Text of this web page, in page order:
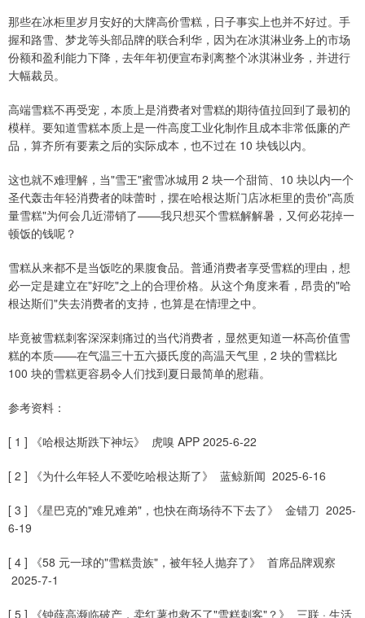
那些在冰柜里岁月安好的大牌高价雪糕，日子事实上也并不好过。手
握和路雪、梦龙等头部品牌的联合利华，因为在冰淇淋业务上的市场
份额和盈利能力下降，去年年初便宣布剥离整个冰淇淋业务，并进行
大幅裁员。
高端雪糕不再受宠，本质上是消费者对雪糕的期待值拉回到了最初的
模样。要知道雪糕本质上是一件高度工业化制作且成本非常低廉的产
品，算齐所有要素之后的实际成本，也不过在 10 块钱以内。
这也就不难理解，当"雪王"蜜雪冰城用 2 块一个甜筒、10 块以内一个
圣代轰击年轻消费者的味蕾时，摆在哈根达斯门店冰柜里的贵价"高质
量雪糕"为何会几近滞销了——我只想买个雪糕解解暑，又何必花掉一
顿饭的钱呢？
雪糕从来都不是当饭吃的果腹食品。普通消费者享受雪糕的理由，想
必一定是建立在"好吃"之上的合理价格。从这个角度来看，昂贵的"哈
根达斯们"失去消费者的支持，也算是在情理之中。
毕竟被雪糕刺客深深刺痛过的当代消费者，显然更知道一杯高价值雪
糕的本质——在气温三十五六摄氏度的高温天气里，2 块的雪糕比
100 块的雪糕更容易令人们找到夏日最简单的慰藉。
参考资料：
[ 1 ] 《哈根达斯跌下神坛》 虎嗅 APP 2025-6-22
[ 2 ] 《为什么年轻人不爱吃哈根达斯了》 蓝鲸新闻 2025-6-16
[ 3 ] 《星巴克的"难兄难弟"，也快在商场待不下去了》 金错刀 2025-
6-19
[ 4 ] 《58 元一球的"雪糕贵族"，被年轻人抛弃了》 首席品牌观察
2025-7-1
[ 5 ] 《钟薛高濒临破产，卖红薯也救不了"雪糕刺客"？》 三联 · 生活